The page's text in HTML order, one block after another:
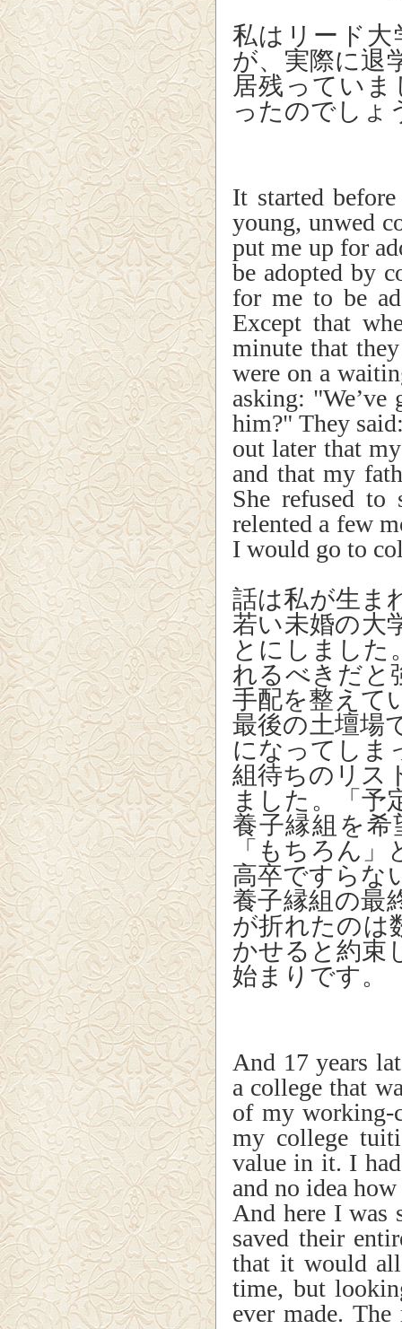
私はリード
が、実際に退
居残ってい
ったのでしょ
It started
young, unwed
put me up for
be adopted by
for me to be
Except that
minute that
were on a
asking: "We’ve
him?" They
out later that
and that my
She refused to
relented a few
I would go to
話は私が生ま
若い未婚の大
とにしました
れるべきだと
手配を整えて
最後の土壇場
になってしま
組待ちのリス
ました。「予
養子縁組を
「もちろん
高卒ですらな
養子縁組の最
が折れたのは
かせると約束
始まりです。
And 17 years
a college that
of my working-
my college
value in it. I
and no idea
And here I was
saved their
that it would
time, but
ever made.